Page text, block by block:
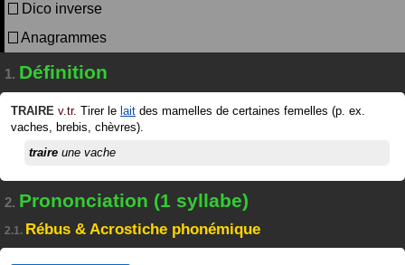
Dico inverse
Anagrammes
1. Définition
TRAIRE v.tr. Tirer le lait des mamelles de certaines femelles (p. ex.
vaches, brebis, chèvres).
traire une vache
2. Prononciation (1 syllabe)
2.1. Rébus & Acrostiche phonémique